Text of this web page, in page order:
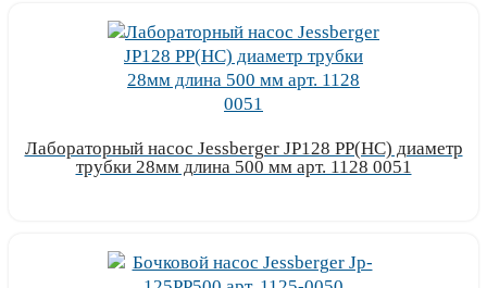
Лабораторный насос Jessberger JP128 PP(НС) диаметр
трубки 28мм длина 500 мм арт. 1128 0051